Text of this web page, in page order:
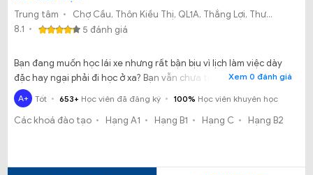
Trung tâm
Chợ Cầu, Thôn Kiều Thị, QL1A, Thắng Lợi, Thường Tín, Hà Nội, Việt Nam
8.1
5 đánh giá
Bạn đang muốn học lái xe nhưng rất bận bịu vì lịch làm việc dày
đặc hay ngại phải đi học ở xa? Bạn vẫn chưa tìm được địa chỉ đào
tạo uy tín và chất lượng? Sợ học nhầm trung tâm dạy kém chất
lượng dẫn đến cuối khóa mà vẫn chưa biết lái xe? Hãy đến với
trung tâm đào tạo lái xe thái việt một trung tâm có chất lượng
Xem 0 đánh giá
A+ Tốt 653+ Học viên đã đăng ký 100% Học viên khuyên học
Các khoá đào tạo Hạng A1 Hạng B1 Hạng C Hạng B2